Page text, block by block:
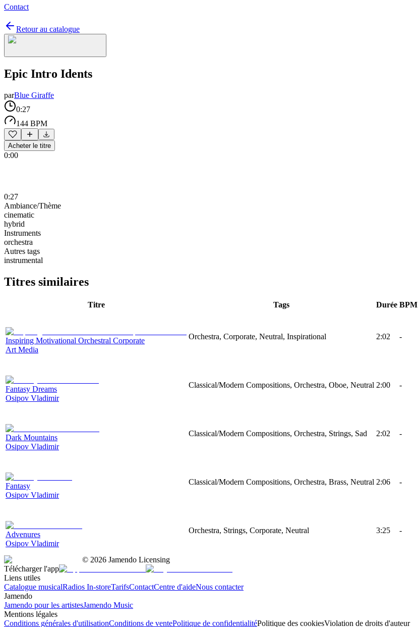
Contact
Retour au catalogue
Epic Intro Idents
parBlue Giraffe
0:27
144 BPM
Acheter le titre
0:00
0:27
Ambiance/Thème
cinematic
hybrid
Instruments
orchestra
Autres tags
instrumental
Titres similaires
Titre Tags Durée BPM
Inspiring Motivational Orchestral Corporate
Art Media
Orchestra, Corporate, Neutral, Inspirational 2:02 -
Fantasy Dreams
Osipov Vladimir
Classical/Modern Compositions, Orchestra, Oboe, Neutral 2:00 -
Dark Mountains
Osipov Vladimir
Classical/Modern Compositions, Orchestra, Strings, Sad 2:02 -
Fantasy
Osipov Vladimir
Classical/Modern Compositions, Orchestra, Brass, Neutral 2:06 -
Advenures
Osipov Vladimir
Orchestra, Strings, Corporate, Neutral 3:25 -
© 2026 Jamendo Licensing
Télécharger l'app
Liens utiles
Catalogue musicalRadios In-storeTarifsContactCentre d'aideNous contacter
Jamendo
Jamendo pour les artistesJamendo Music
Mentions légales
Conditions générales d'utilisationConditions de ventePolitique de confidentialitéPolitique des cookiesViolation de droits d'auteur